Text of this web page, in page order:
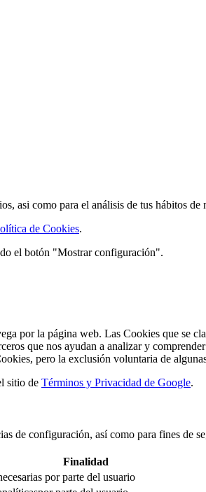
asi como para el análisis de tus hábitos
de Cookies.
el botón "Mostrar configuración".
por la página web. Las Cookies que se
que nos ayudan a analizar y
pero la exclusión voluntaria de
sitio de Términos y Privacidad de Google.
de configuración, así como para fines de
Finalidad
por parte del usuario